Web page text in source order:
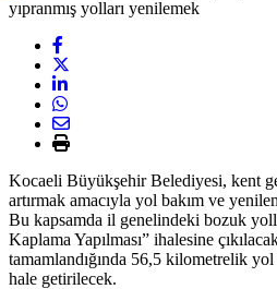
Kocaeli Büyükşehir Belediyesi, kent
artırmak amacıyla yol bakım ve
Bu kapsamda il genelindeki bozuk
Kaplama Yapılması” ihalesine
tamamlandığında 56,5 kilometrelik
hale getirilecek.